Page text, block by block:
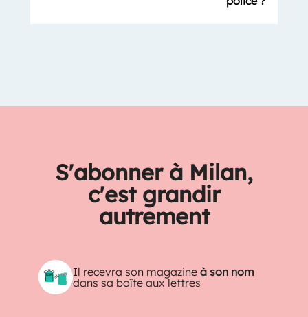
S'abonner à Milan,
c'est grandir
autrement
Il recevra son magazineà son nom
dans sa boîte aux lettres